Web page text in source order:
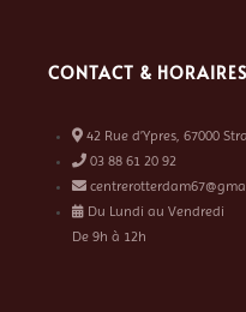
CONTACT & HORAIRES
42 Rue d’Ypres, 67000
03 88 61 20 92
Du Lundi au Vendredi
De 9h à 12h